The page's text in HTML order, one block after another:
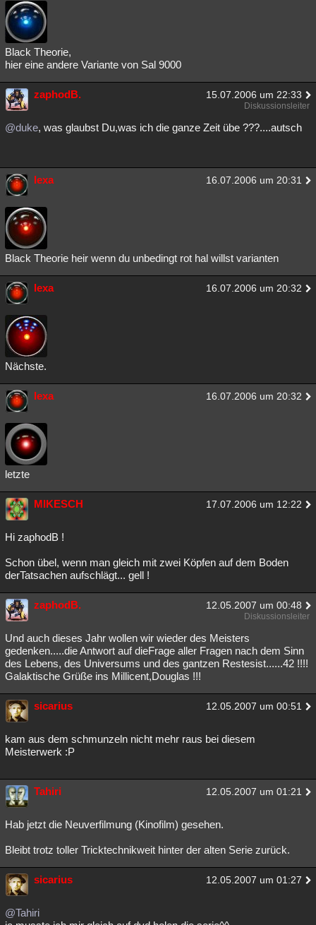
Black Theorie,
hier eine andere Variante von Sal 9000
zaphodB. 15.07.2006 um 22:33
Diskussionsleiter
@duke, was glaubst Du,was ich die ganze Zeit übe ???....autsch
lexa 16.07.2006 um 20:31
Black Theorie heir wenn du unbedingt rot hal willst varianten
lexa 16.07.2006 um 20:32
Nächste.
lexa 16.07.2006 um 20:32
letzte
MIKESCH 17.07.2006 um 12:22
Hi zaphodB !
Schon übel, wenn man gleich mit zwei Köpfen auf dem Boden
derTatsachen aufschlägt... gell !
zaphodB. 12.05.2007 um 00:48
Diskussionsleiter
Und auch dieses Jahr wollen wir wieder des Meisters
gedenken.....die Antwort auf dieFrage aller Fragen nach dem Sinn
des Lebens, des Universums und des gantzen Restesist......42 !!!!
Galaktische Grüße ins Millicent,Douglas !!!
sicarius 12.05.2007 um 00:51
kam aus dem schmunzeln nicht mehr raus bei diesem
Meisterwerk :P
Tahiri 12.05.2007 um 01:21
Hab jetzt die Neuverfilmung (Kinofilm) gesehen.
Bleibt trotz toller Tricktechnikweit hinter der alten Serie zurück.
sicarius 12.05.2007 um 01:27
@Tahiri